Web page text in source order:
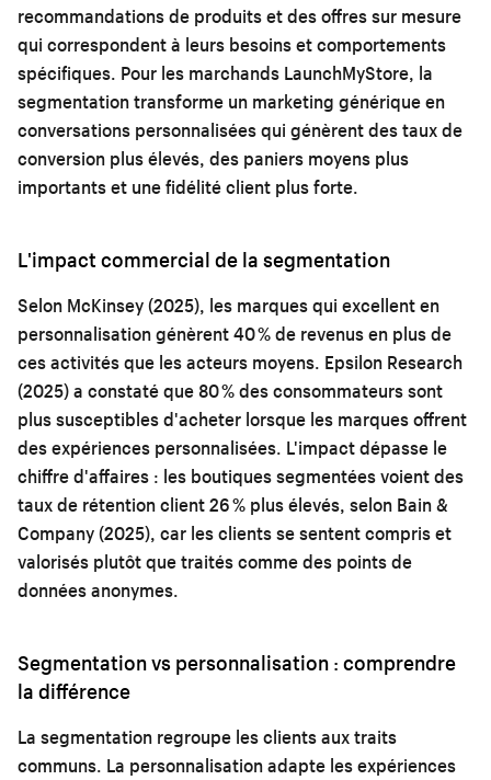
recommandations de produits et des offres sur mesure
qui correspondent à leurs besoins et comportements
spécifiques. Pour les marchands LaunchMyStore, la
segmentation transforme un marketing générique en
conversations personnalisées qui génèrent des taux de
conversion plus élevés, des paniers moyens plus
importants et une fidélité client plus forte.
L'impact commercial de la segmentation
Selon McKinsey (2025), les marques qui excellent en
personnalisation génèrent 40 % de revenus en plus de
ces activités que les acteurs moyens. Epsilon Research
(2025) a constaté que 80 % des consommateurs sont
plus susceptibles d'acheter lorsque les marques offrent
des expériences personnalisées. L'impact dépasse le
chiffre d'affaires : les boutiques segmentées voient des
taux de rétention client 26 % plus élevés, selon Bain &
Company (2025), car les clients se sentent compris et
valorisés plutôt que traités comme des points de
données anonymes.
Segmentation vs personnalisation : comprendre
la différence
La segmentation regroupe les clients aux traits
communs. La personnalisation adapte les expériences